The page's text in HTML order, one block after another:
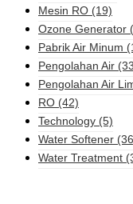
Mesin RO (19)
Ozone Generator
Pabrik Air Minum
Pengolahan Air
Pengolahan Air
RO (42)
Technology (5)
Water Softener
Water Treatment